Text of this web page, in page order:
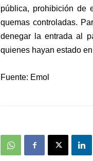
pública, prohibición de
quemas controladas.
denegar la entrada al
quienes hayan estado
Fuente: Emol